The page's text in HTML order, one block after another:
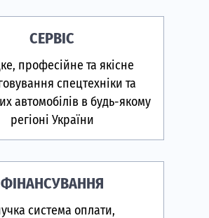
СЕРВІС
професійне та якісне
спецтехніки та
автомобілів в будь-якому
регіоні України
ФІНАНСУВАННЯ
система оплати,